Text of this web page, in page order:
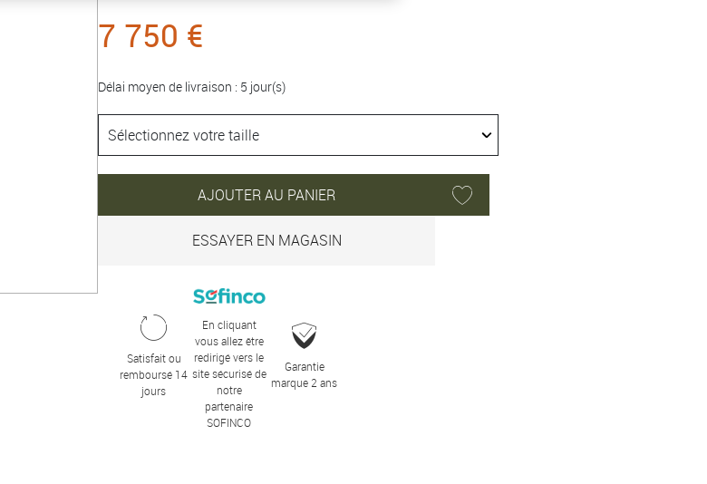
7 750 €
Délai moyen de livraison : 5 jour(s)
AJOUTER AU PANIER
ESSAYER EN MAGASIN
Satisfait ou
remboursé 14
jours
En cliquant
vous allez être
redirigé vers le
site sécurisé de
notre
partenaire
SOFINCO
Garantie
marque 2 ans